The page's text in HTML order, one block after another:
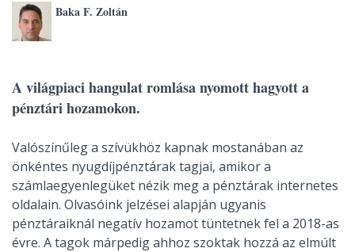
Baka F. Zoltán
A világpiaci hangulat romlása nyomott hagyott a
pénztári hozamokon.
Valószínűleg a szívükhöz kapnak mostanában az
önkéntes nyugdíjpénztárak tagjai, amikor a
számlaegyenlegüket nézik meg a pénztárak internetes
oldalain. Olvasóink jelzései alapján ugyanis
pénztáraiknál negatív hozamot tüntetnek fel a 2018-as
évre. A tagok márpedig ahhoz szoktak hozzá az elmúlt